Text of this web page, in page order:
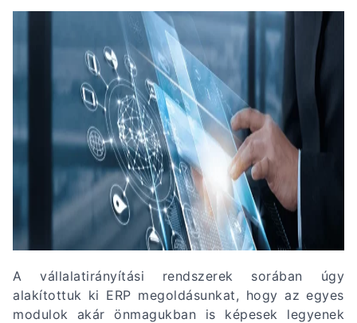
A vállalatirányítási rendszerek sorában úgy
alakítottuk ki ERP megoldásunkat, hogy az egyes
modulok akár önmagukban is képesek legyenek